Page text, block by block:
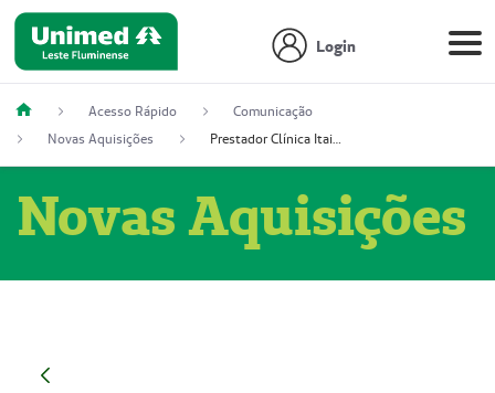
Login
Acesso Rápido
Comunicação
Novas Aquisições
Prestador Clínica Itaipú Ltda (51004348-2)
Novas Aquisições